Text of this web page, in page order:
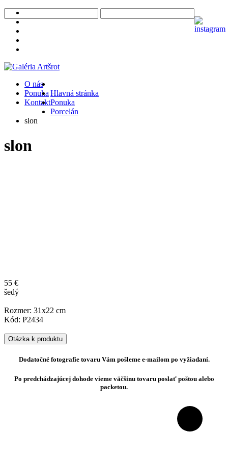
O nás
Ponuka
Kontakt
Hlavná stránka
Ponuka
Porcelán
slon
slon
55 €
šedý
Rozmer: 31x22 cm
Kód: P2434
Otázka k produktu
Dodatočné fotografie tovaru Vám pošleme e-mailom po vyžiadaní.
Po predchádzajúcej dohode vieme väčšinu tovaru poslať poštou alebo
packetou.